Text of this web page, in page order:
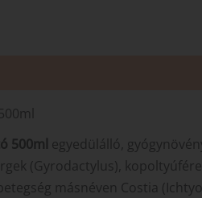
500ml egyedülálló,
(Gyrodactylus),
másnéven Costia